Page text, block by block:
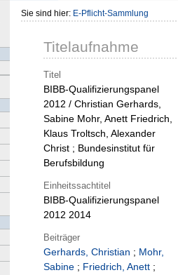
Sie sind hier: E-Pflicht-Sammlung
Titelaufnahme
Titel
BIBB-Qualifizierungspanel
2012 / Christian Gerhards,
Sabine Mohr, Anett Friedrich,
Klaus Troltsch, Alexander
Christ ; Bundesinstitut für
Berufsbildung
Einheitssachtitel
BIBB-Qualifizierungspanel
2012 2014
Beiträger
Gerhards, Christian ; Mohr,
Sabine ; Friedrich, Anett ;